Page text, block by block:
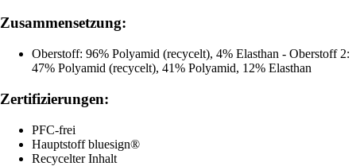
Zusammensetzung:
Oberstoff: 96% Polyamid (recycelt), 4% Elasthan - Oberstoff 2:
47% Polyamid (recycelt), 41% Polyamid, 12% Elasthan
Zertifizierungen:
PFC-frei
Hauptstoff bluesign®
Recycelter Inhalt